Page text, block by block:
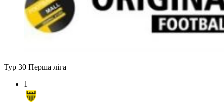
Тур 30 Перша ліга
1